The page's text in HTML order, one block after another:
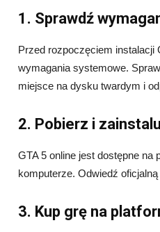
1. Sprawdź
Przed rozpoczęciem instalacji
wymagania systemowe.
miejsce na dysku twardym i
2. Pobierz i
GTA 5 online jest dostępne
komputerze. Odwiedź
3. Kup grę na